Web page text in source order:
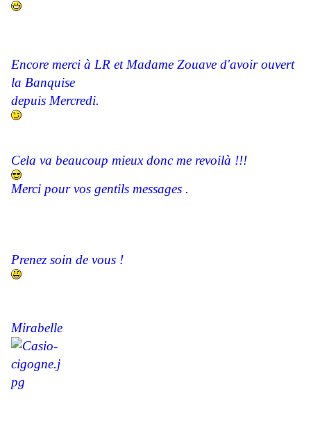
Encore merci à LR et Madame Zouave d'avoir ouvert
la Banquise
depuis Mercredi.
Cela va beaucoup mieux donc me revoilà !!!
Merci pour vos gentils messages .
Prenez soin de vous !
Mirabelle